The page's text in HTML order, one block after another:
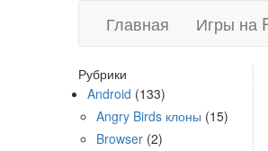
Главная Игры на
Рубрики
Android (133)
Angry Birds клоны (15)
Browser (2)